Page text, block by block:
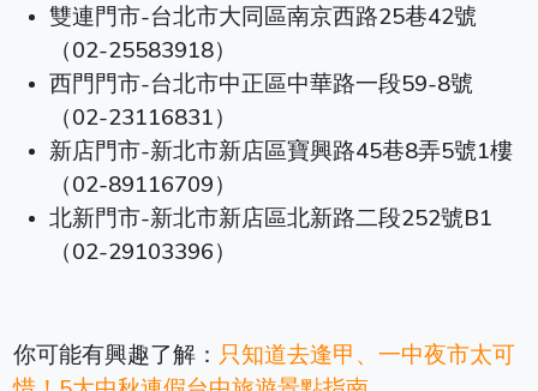
雙連門市-台北市大同區南京西路25巷42號
（02-25583918）
西門門市-台北市中正區中華路一段59-8號
（02-23116831）
新店門市-新北市新店區寶興路45巷8弄5號1樓
（02-89116709）
北新門市-新北市新店區北新路二段252號B1
（02-29103396）
你可能有興趣了解： 只知道去逢甲、一中夜市太可